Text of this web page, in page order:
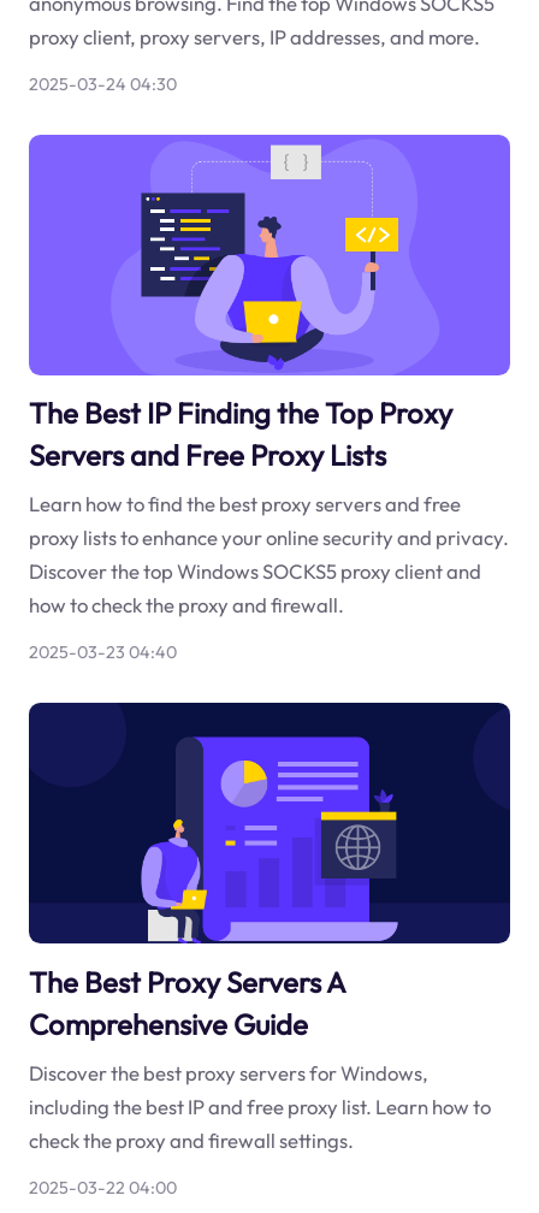
proxy client, proxy servers, IP addresses, and more.
2025-03-24 04:30
The Best IP Finding the Top Proxy
Servers and Free Proxy Lists
Learn how to find the best proxy servers and free
proxy lists to enhance your online security and privacy.
Discover the top Windows SOCKS5 proxy client and
how to check the proxy and firewall.
2025-03-23 04:40
The Best Proxy Servers A
Comprehensive Guide
Discover the best proxy servers for Windows,
including the best IP and free proxy list. Learn how to
check the proxy and firewall settings.
2025-03-22 04:00